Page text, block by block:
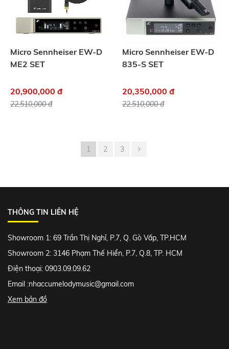
Micro Sennheiser EW-D
ME2 SET
20,900,000 đ
22,510,000 đ
Micro Sennheiser EW-D
835-S SET
20,350,000 đ
22,510,000 đ
1 2 3
THÔNG TIN LIÊN HỆ
Showroom 1: 69 Trần Thị Nghỉ, P.7, Q. Gò Vấp, TP.HCM
Showroom 2: 3146 Phạm Thế Hiển, P.7, Q.8, TP. HCM
Điện thoại: 0903.09.09.62
Email :nhaccumelodymusic@gmail.com
Xem bản đồ